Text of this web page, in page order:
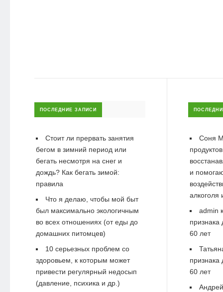
ПОСЛЕДНИЕ ЗАПИСИ
Стоит ли прервать занятия
бегом в зимний период или
бегать несмотря на снег и
дождь? Как бегать зимой:
правила
Что я делаю, чтобы мой быт
был максимально экологичным
во всех отношениях (от еды до
домашних питомцев)
10 серьезных проблем со
здоровьем, к которым может
привести регулярный недосып
(давление, психика и др.)
Соня
и
алкоголя
admin
60 лет
60 лет
Андрей